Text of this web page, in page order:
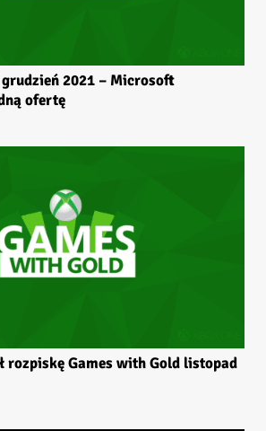
2021 – Microsoft
ofertę
rozpiskę Games with Gold listopad